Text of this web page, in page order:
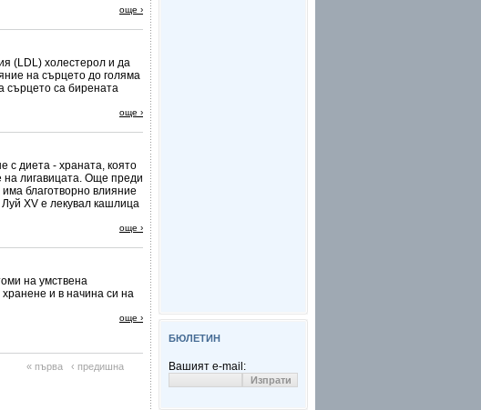
още ›
(LDL) холестерол и да
на сърцето до голяма
сърцето са бирената
още ›
с диета - храната, която
на лигавицата. Още преди
благотворно влияние
XV е лекувал кашлица
още ›
на умствена
и в начина си на
още ›
« първа ‹ предишна
БЮЛЕТИН
Вашият e-mail: